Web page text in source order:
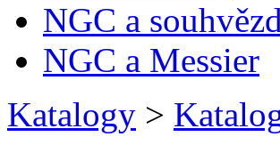
NGC a
NGC a Messier
Katalogy >